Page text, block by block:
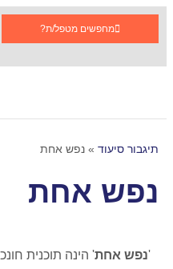
מחפשים מטפל/ת?
תיגבור סיעוד » נפש אחת
נפש אחת
'נפש אחת' הינה תוכנית